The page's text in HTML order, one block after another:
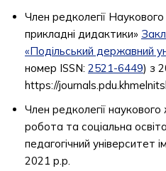
Член редколегії
прикладні дидактики»
«Подільський державний
номер ISSN: 2521-6449) з
https://
Член редколегії
робота та соціальна
педагогічний університет
2021 р.р.